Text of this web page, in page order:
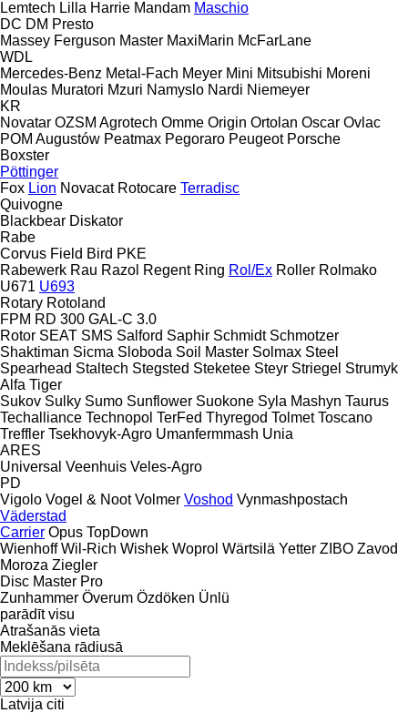
Lemtech Lilla Harrie Mandam Maschio
DC DM Presto
Massey Ferguson Master MaxiMarin McFarLane
WDL
Mercedes-Benz Metal-Fach Meyer Mini Mitsubishi Moreni
Moulas Muratori Mzuri Namyslo Nardi Niemeyer
KR
Novatar OZSM Agrotech Omme Origin Ortolan Oscar Ovlac
POM Augustów Peatmax Pegoraro Peugeot Porsche
Boxster
Pöttinger
Fox Lion Novacat Rotocare Terradisc
Quivogne
Blackbear Diskator
Rabe
Corvus Field Bird PKE
Rabewerk Rau Razol Regent Ring Rol/Ex Roller Rolmako
U671 U693
Rotary Rotoland
FPM RD 300 GAL-C 3.0
Rotor SEAT SMS Salford Saphir Schmidt Schmotzer
Shaktiman Sicma Sloboda Soil Master Solmax Steel
Spearhead Staltech Stegsted Steketee Steyr Striegel Strumyk
Alfa Tiger
Sukov Sulky Sumo Sunflower Suokone Syla Mashyn Taurus
Techalliance Technopol TerFed Thyregod Tolmet Toscano
Treffler Tsekhovyk-Agro Umanfermmash Unia
ARES
Universal Veenhuis Veles-Agro
PD
Vigolo Vogel & Noot Volmer Voshod Vynmashpostach
Väderstad
Carrier Opus TopDown
Wienhoff Wil-Rich Wishek Woprol Wärtsilä Yetter ZIBO Zavod
Moroza Ziegler
Disc Master Pro
Zunhammer Överum Özdöken Ünlü
parādīt visu
Atrašanās vieta
Meklēšana rādiusā
Latvija citi